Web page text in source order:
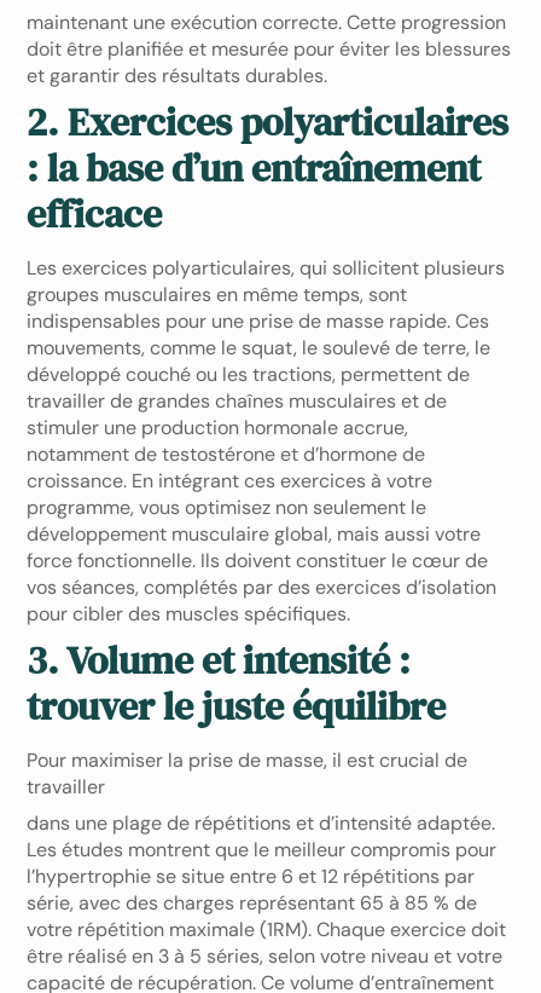
maintenant une exécution correcte. Cette progression
doit être planifiée et mesurée pour éviter les blessures
et garantir des résultats durables.
2. Exercices polyarticulaires
: la base d’un entraînement
efficace
Les exercices polyarticulaires, qui sollicitent plusieurs
groupes musculaires en même temps, sont
indispensables pour une prise de masse rapide. Ces
mouvements, comme le squat, le soulevé de terre, le
développé couché ou les tractions, permettent de
travailler de grandes chaînes musculaires et de
stimuler une production hormonale accrue,
notamment de testostérone et d’hormone de
croissance. En intégrant ces exercices à votre
programme, vous optimisez non seulement le
développement musculaire global, mais aussi votre
force fonctionnelle. Ils doivent constituer le cœur de
vos séances, complétés par des exercices d’isolation
pour cibler des muscles spécifiques.
3. Volume et intensité :
trouver le juste équilibre
Pour maximiser la prise de masse, il est crucial de
travailler
dans une plage de répétitions et d’intensité adaptée.
Les études montrent que le meilleur compromis pour
l’hypertrophie se situe entre 6 et 12 répétitions par
série, avec des charges représentant 65 à 85 % de
votre répétition maximale (1RM). Chaque exercice doit
être réalisé en 3 à 5 séries, selon votre niveau et votre
capacité de récupération. Ce volume d’entraînement